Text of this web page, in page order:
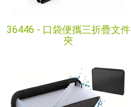
36446 - 口袋便攜三折疊文件
夾